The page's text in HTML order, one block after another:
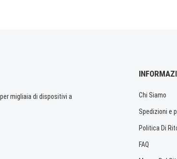
migliaia di dispositivi a
Chi Siamo
Spedizioni e
Politica Di
FAQ